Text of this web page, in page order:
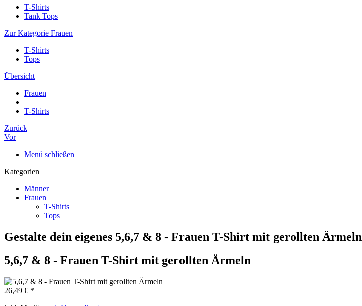
T-Shirts
Tank Tops
Zur Kategorie Frauen
T-Shirts
Tops
Übersicht
Frauen
T-Shirts
Zurück
Vor
Menü schließen
Kategorien
Männer
Frauen
T-Shirts
Tops
Gestalte dein eigenes 5,6,7 & 8 - Frauen T-Shirt mit gerollten Ärmeln
5,6,7 & 8 - Frauen T-Shirt mit gerollten Ärmeln
26,49 € *